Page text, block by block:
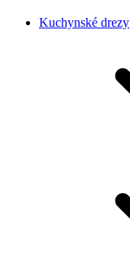
Kuchynské drezy